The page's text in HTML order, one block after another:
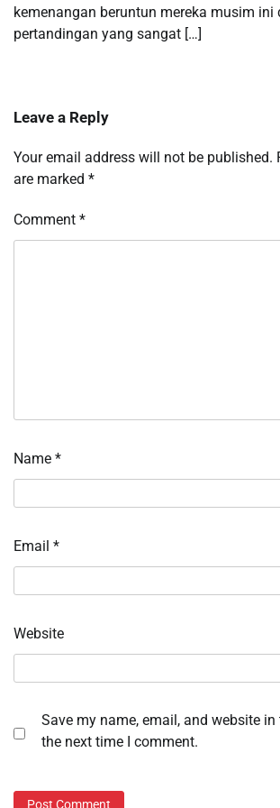
kemenangan beruntun mereka musim ini
pertandingan yang sangat […]
Leave a Reply
Your email address will not be published.
are marked *
Comment *
Name *
Email *
Website
Save my name, email, and website
the next time I comment.